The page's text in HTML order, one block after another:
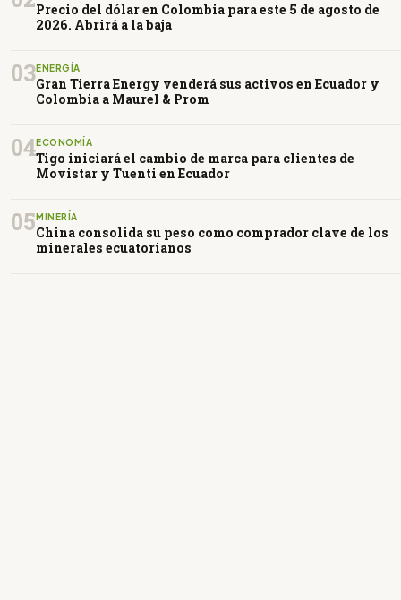
Precio del dólar en Colombia para este 5 de agosto de
2026. Abrirá a la baja
03ENERGÍA
Gran Tierra Energy venderá sus activos en Ecuador y
Colombia a Maurel & Prom
04ECONOMÍA
Tigo iniciará el cambio de marca para clientes de
Movistar y Tuenti en Ecuador
05MINERÍA
China consolida su peso como comprador clave de los
minerales ecuatorianos